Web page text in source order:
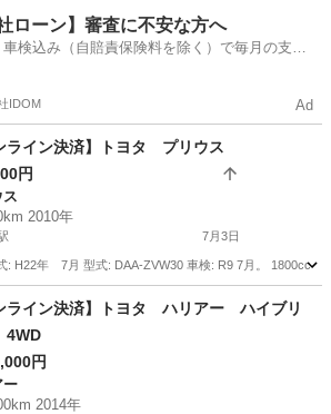
北広島駅 ヴォクシー エンジン
社ローン】審査に不安な方へ
検込み（自賠責保険料を除く）で毎月の支払
IDOM Ad
ライン決済】トヨタ プリウス
円
ス
2010年
7月3日
H22年 7月 型式: DAA-ZVW30 車検: R9 7月。 1800cc 走
北広島駅 プリウス 走行距離
ライン決済】トヨタ ハリアー ハイブリ
円
ー
2014年